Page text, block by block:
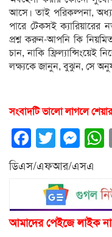
আসে। তাই পরিকল্পনা,
পারে টেকসই ক্যারিয়ারের
প্রশ্ন করুন-আপনি কি
চান, নাকি
লক্ষ্যকে জানুন, বুঝুন, সে
সংবাদটি ভালো লাগলে
ডিএস/এফআর/এসএ
আমাদের পেইজে লাইক